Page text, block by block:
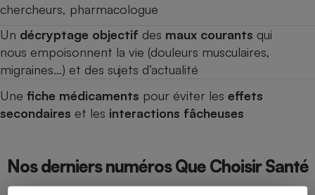
chercheurs, pharmacologue
Un décryptage objectif des maux courants qui
nous empoisonnent la vie (douleurs musculaires,
migraines…) et des sujets d’actualité
Une fiche médicaments pour éviter les effets
secondaires et les interactions fâcheuses
Nos derniers numéros Que Choisir Santé